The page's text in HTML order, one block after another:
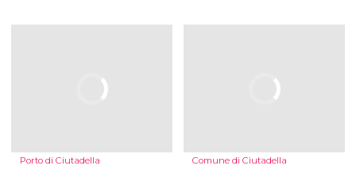
Porto di Ciutadella Comune di Ciutadella